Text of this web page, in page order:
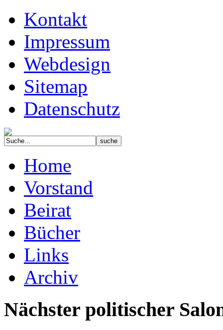
Kontakt
Impressum
Webdesign
Sitemap
Datenschutz
Home
Vorstand
Beirat
Bücher
Links
Archiv
Nächster politischer